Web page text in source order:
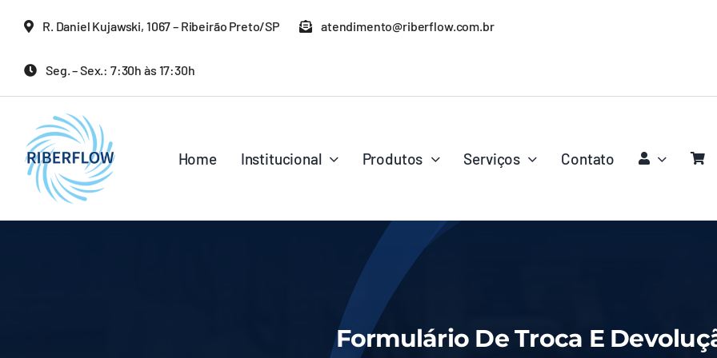
para
R. Daniel Kujawski, 1067 – Ribeirão Preto/SP atendimento@riberflow.com.br
Seg. – Sex.: 7:30h às 17:30h
Home Institucional Produtos Serviços Contato
Formulário De Troca E